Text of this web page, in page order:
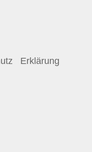
Erklärung zur